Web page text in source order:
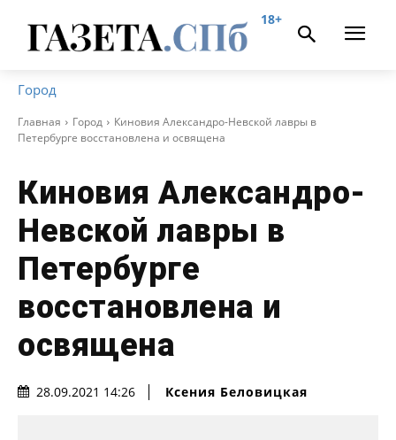
18+
Город
Главная Город
Киновия Александро-Невской лавры в
Петербурге восстановлена и освящена
Киновия Александро-
Невской лавры в
Петербурге
восстановлена и
освящена
28.09.2021 14:26 Ксения Беловицкая